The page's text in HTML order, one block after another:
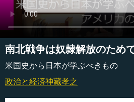
南北戦争は奴隷解放のため
米国史から日本が学ぶべきもの
政治と経済神藏孝之